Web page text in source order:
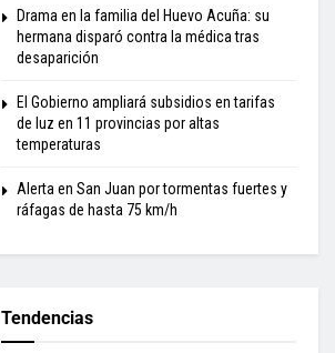
Drama en la familia del Huevo Acuña: su
hermana disparó contra la médica tras
desaparición
El Gobierno ampliará subsidios en tarifas
de luz en 11 provincias por altas
temperaturas
Alerta en San Juan por tormentas fuertes y
ráfagas de hasta 75 km/h
Tendencias